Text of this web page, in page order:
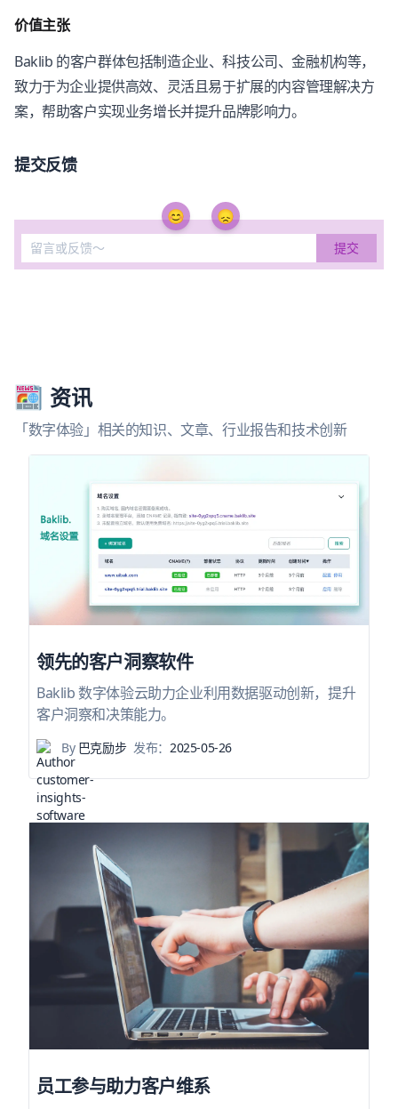
价值主张
Baklib 的客户群体包括制造企业、科技公司、金融机构等，
致力于为企业提供高效、灵活且易于扩展的内容管理解决方
案，帮助客户实现业务增长并提升品牌影响力。
提交反馈
😊 😞
资讯
「数字体验」相关的知识、文章、行业报告和技术创新
领先的客户洞察软件
Baklib 数字体验云助力企业利用数据驱动创新，提升
客户洞察和决策能力。
By巴克励步 发布：2025-05-26
员工参与助力客户维系